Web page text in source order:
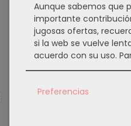
Aunque sabemos que
importante
jugosas ofertas,
si la web se vuelve
acuerdo con su uso.
Preferencias